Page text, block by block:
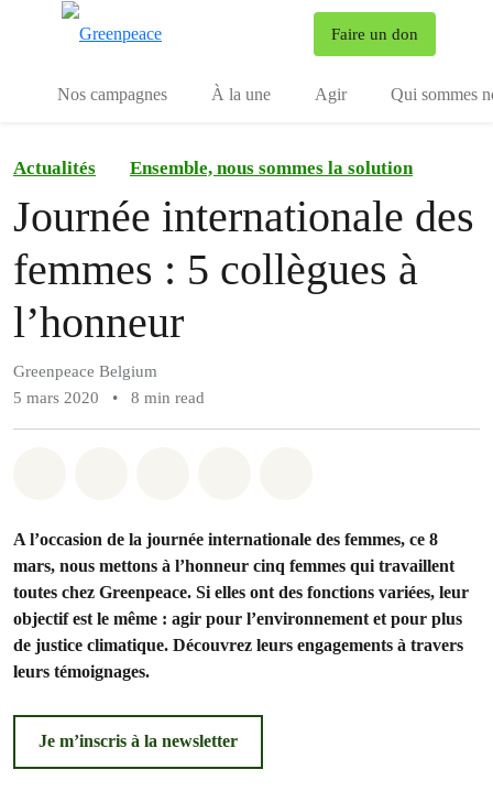
Faire un don
Nos campagnes À la une Agir Qui sommes
Actualités Ensemble, nous sommes la solution
Journée internationale des
femmes : 5 collègues à
l’honneur
Greenpeace Belgium
5 mars 2020
• 8 min read
A l’occasion de la journée internationale des femmes, ce 8
mars, nous mettons à l’honneur cinq femmes qui travaillent
toutes chez Greenpeace. Si elles ont des fonctions variées, leur
objectif est le même : agir pour l’environnement et pour plus
de justice climatique. Découvrez leurs engagements à travers
leurs témoignages.
Je m’inscris à la newsletter